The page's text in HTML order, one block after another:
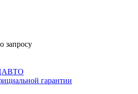
запросу
гарантии